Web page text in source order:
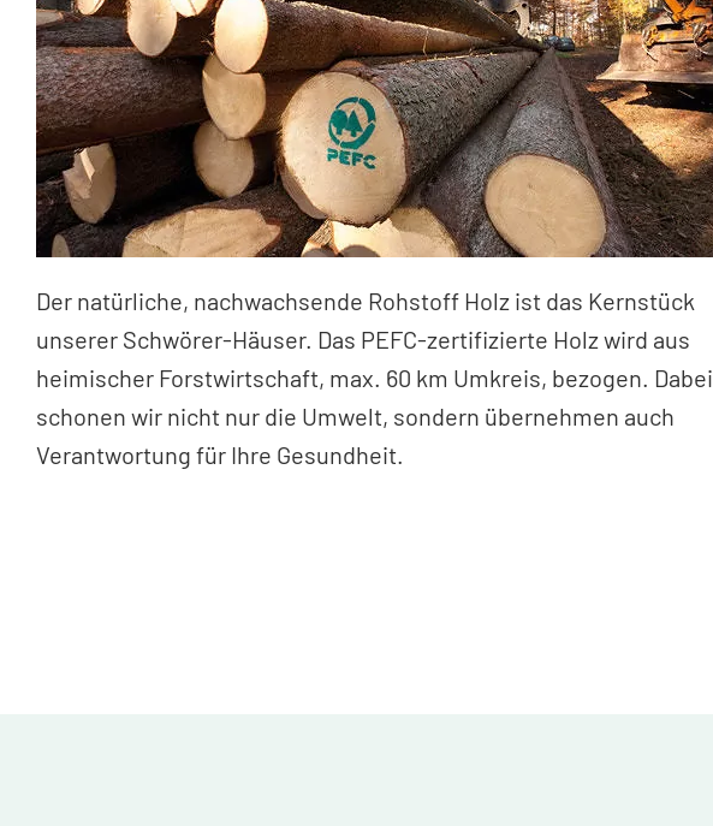
Der natürliche, nachwachsende Rohstoff Holz ist das Kernstück
unserer Schwörer-Häuser. Das PEFC-zertifizierte Holz wird aus
heimischer Forstwirtschaft, max. 60 km Umkreis, bezogen. Dabei
schonen wir nicht nur die Umwelt, sondern übernehmen auch
Verantwortung für Ihre Gesundheit.